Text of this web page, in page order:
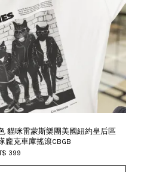
貓咪雷蒙斯樂團美國紐約皇后區
龐克車庫搖滾CBGB
399